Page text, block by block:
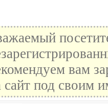
вам
сайт под своим